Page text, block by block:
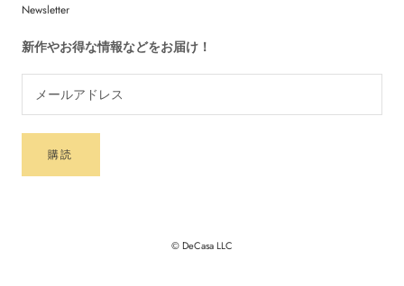
Newsletter
新作やお得な情報などをお届け！
購読
© DeCasa LLC